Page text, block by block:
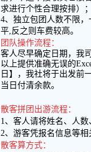
求进行个性合理按排）；
4、独立包团人数不限，
平,反之则车费较高。
团队操作流程：
客人尽早确定日期，我
以上提供准确无误的
日】，我社将于出发前
当日付清余款。
散客拼团出游流程：
1、客人请将姓名、人
2、游客凭报名信息等相
散客算方式：